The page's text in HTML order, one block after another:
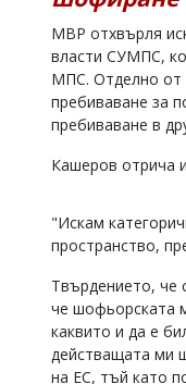
Коментарите
статиите
читателите
редакцията
отговорност
откриете
обиден
МВР отхвърля
власти СУМПС,
МПС. Отделно от
пребиваване за
пребиваване в
Кашеров отрича
"Искам
пространство,
Твърдението, че
че шофьорската
каквито и да е
действащата ми
на ЕС, тъй като